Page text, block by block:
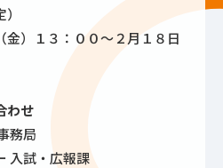
金）１３：００～２月１８日
わせ
務局
入試・広報課